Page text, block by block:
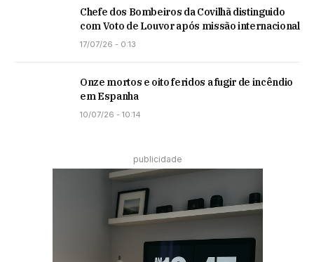
Chefe dos Bombeiros da Covilhã distinguido
com Voto de Louvor após missão internacional
17/07/26 - 0:13
Onze mortos e oito feridos a fugir de incêndio
em Espanha
10/07/26 - 10:14
publicidade